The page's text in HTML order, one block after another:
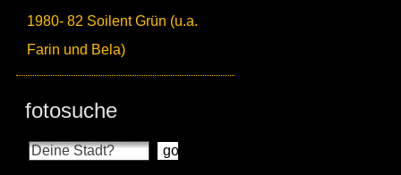
1980- 82 Soilent Grün (u.a.
Farin und Bela)
fotosuche